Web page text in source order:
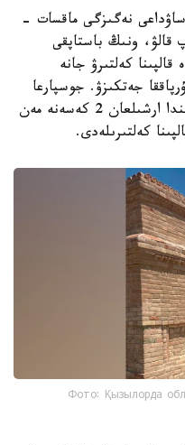
نەگىزگى ماقسات -
قالۋ، ونىڭ باستاپقى
كەلتىرۋ جانە
جەتكىزۋ. جوسپارعا
سايكەس ارحەولوگيالىق قازبا بارىسىندا ارشىلعان 2 كەسەنە مەن
كەلتىرىلەدى.
Фото: Қызылорда